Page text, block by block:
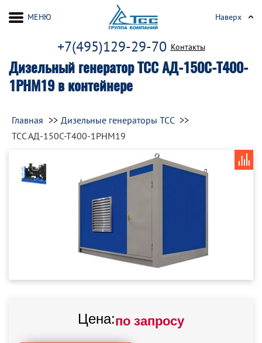
Дизельный генератор ТСС АД-150С-Т400-
1РНМ19 в контейнере
+7(495)129-29-70 Контакты
МЕНЮ Наверх
Главная
Дизельные генераторы ТСС
ТСС АД-150С-Т400-1РНМ19
Цена:по запросу